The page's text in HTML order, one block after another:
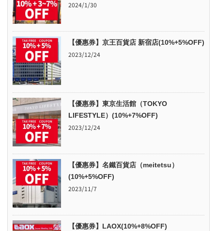
2024/1/30
【優惠券】京王百貨店 新宿店(10%+5%OFF)
2023/12/24
【優惠券】東京生活館（TOKYO
LIFESTYLE）(10%+7%OFF)
2023/12/24
【優惠券】名鐵百貨店（meitetsu）
(10%+5%OFF)
2023/11/7
【優惠券】LAOX(10%+8%OFF)